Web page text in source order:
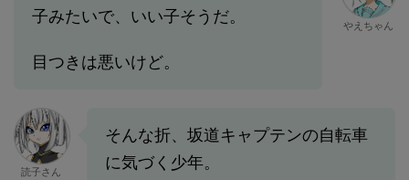
子みたいで、いい子そうだ。
目つきは悪いけど。
やえちゃん
読子さん
そんな折、坂道キャプテンの自転車
に気づく少年。